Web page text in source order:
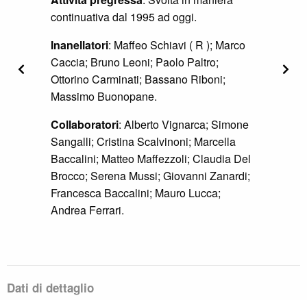
Precedente
Attività pregressa: Svolta in maniera
Inanellatori: Maffeo Schiavi (R); Marco
Caccia; Bruno Leoni; Danila Mastronardi.
Collaboratori
Leandro Buongiovanni; Claudia Del
Brocco; Andrea Ferrari; Matteo Maffezzoli;
Simone Sangalli; Alberto Vignarca;
Giovanni Zanardi; Marcella Baccalini; Elio
Esse; Serena Mussi; Cristina Scalvinoni.
Dati di dettaglio